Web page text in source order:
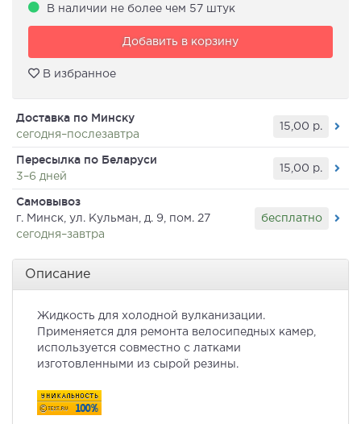
В наличии не более чем 57 штук
Добавить в корзину
В избранное
Доставка по Минску
сегодня–послезавтра
15,00 р.
Пересылка по Беларуси
3–6 дней
15,00 р.
Самовывоз
г. Минск, ул. Кульман, д. 9, пом. 27
сегодня–завтра
бесплатно
Описание
Жидкость для холодной вулканизации.
Применяется для ремонта велосипедных камер,
используется совместно с латками
изготовленными из сырой резины.